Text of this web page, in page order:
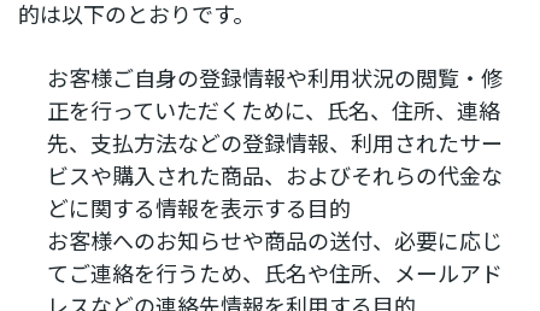
的は以下のとおりです。
お客様ご自身の登録情報や利用状況の閲覧・修
正を行っていただくために、氏名、住所、連絡
先、支払方法などの登録情報、利用されたサー
ビスや購入された商品、およびそれらの代金な
どに関する情報を表示する目的
お客様へのお知らせや商品の送付、必要に応じ
てご連絡を行うため、氏名や住所、メールアド